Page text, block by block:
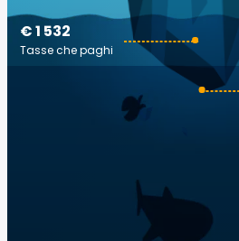
€ 1 532
Tasse che paghi